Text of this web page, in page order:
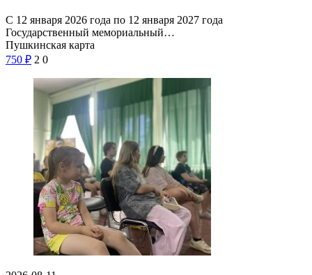
С 12 января 2026 года по 12 января 2027 года
Государственный мемориальный…
Пушкинская карта
750 ₽ 2 0